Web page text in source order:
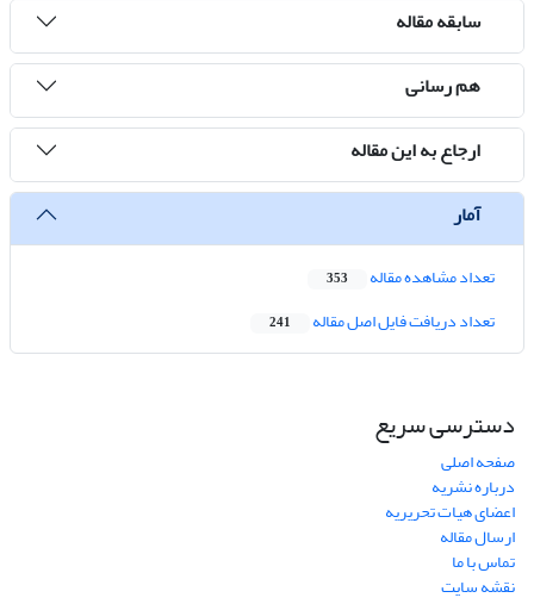
سابقه مقاله
هم رسانی
ارجاع به این مقاله
آمار
تعداد مشاهده مقاله 353
تعداد دریافت فایل اصل مقاله 241
دسترسی سریع
صفحه اصلی
درباره نشریه
اعضای هیات تحریریه
ارسال مقاله
تماس با ما
نقشه سایت